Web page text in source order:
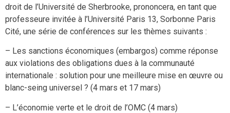
droit de l’Université de Sherbrooke, prononcera, en tant que
professeure invitée à l’Université Paris 13, Sorbonne Paris
Cité, une série de conférences sur les thèmes suivants :
– Les sanctions économiques (embargos) comme réponse
aux violations des obligations dues à la communauté
internationale : solution pour une meilleure mise en œuvre ou
blanc-seing universel ? (4 mars et 17 mars)
– L’économie verte et le droit de l’OMC (4 mars)